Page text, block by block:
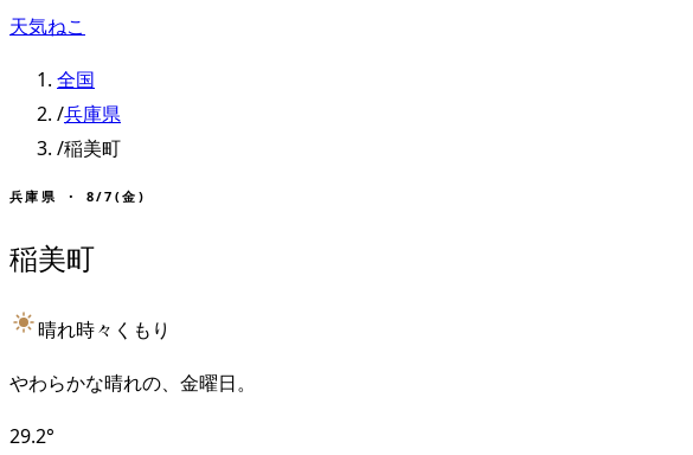
天気ねこ
全国
/兵庫県
/稲美町
兵庫県 ・ 8/7(金)
稲美町
晴れ時々くもり
やわらかな晴れの、金曜日。
29.2°